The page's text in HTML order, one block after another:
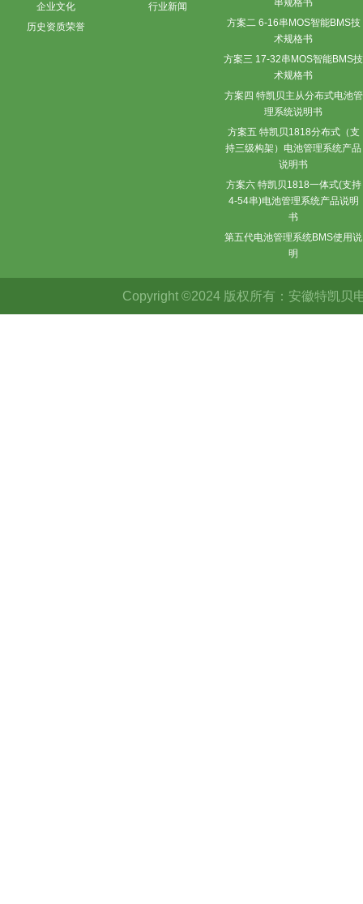
企业文化
历史资质荣誉
行业新闻
串规格书
方案二 6-16串MOS智能BMS技
术规格书
方案三 17-32串MOS智能BMS技
术规格书
方案四 特凯贝主从分布式电池管
理系统说明书
方案五 特凯贝1818分布式（支
持三级构架）电池管理系统产品
说明书
方案六 特凯贝1818一体式(支持
4-54串)电池管理系统产品说明
书
第五代电池管理系统BMS使用说
明
Copyright ©2024 版权所有：安徽特凯贝